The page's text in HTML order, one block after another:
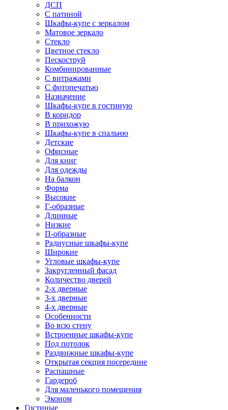
ДСП
С патиной
Шкафы-купе с зеркалом
Матовое зеркало
Стекло
Цветное стекло
Пескоструй
Комбинированные
С витражами
С фотопечатью
Назначение
Шкафы-купе в гостиную
В коридор
В прихожую
Шкафы-купе в спальню
Детские
Офисные
Для книг
Для одежды
На балкон
Форма
Высокие
Г-образные
Длинные
Низкие
П-образные
Радиусные шкафы-купе
Широкие
Угловые шкафы-купе
Закругленный фасад
Количество дверей
2-х дверные
3-х дверные
4-х дверные
Особенности
Во всю стену
Встроенные шкафы-купе
Под потолок
Раздвижные шкафы-купе
Открытая секция посередине
Распашные
Гардероб
Для маленького помещения
Эконом
Гостиные